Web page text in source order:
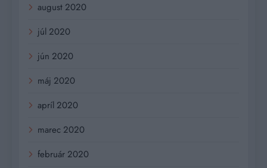
august 2020
júl 2020
jún 2020
máj 2020
apríl 2020
marec 2020
február 2020